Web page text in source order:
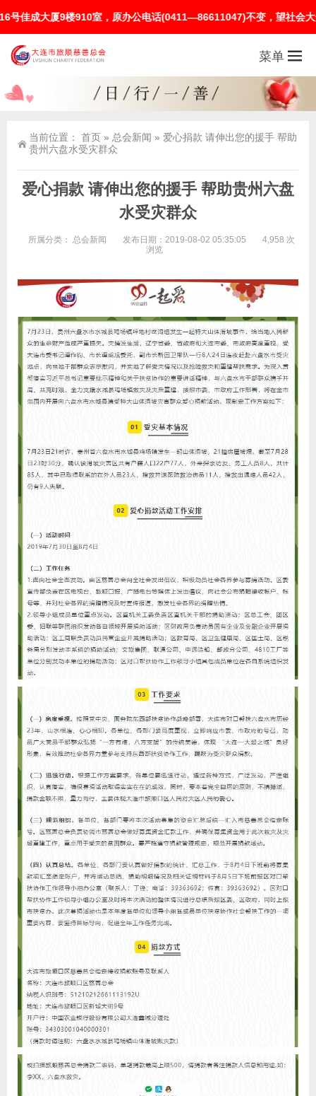
成大厦9楼910室，原办公电话(0411—86611047)不变，望社会大众
菜单
当前位置： 首页 » 总会新闻 » ​爱心捐款 请伸出您的援手 帮助
贵州六盘水受灾群众
​爱心捐款 请伸出您的援手 帮助贵州六盘
水受灾群众
所属分类： 总会新闻 发布日期：2019-08-02 05:35:05
4,958 次
浏览